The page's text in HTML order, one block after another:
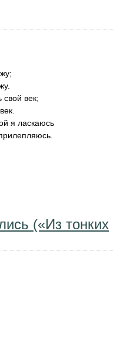
свой век;
я ласкаюсь
(«Из тонких